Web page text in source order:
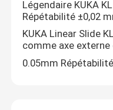
Armure du robot
bras de robot de
Légendaire KUKA
Répétabilité ±0,02
KUKA Linear Slide
comme axe
0.05mm